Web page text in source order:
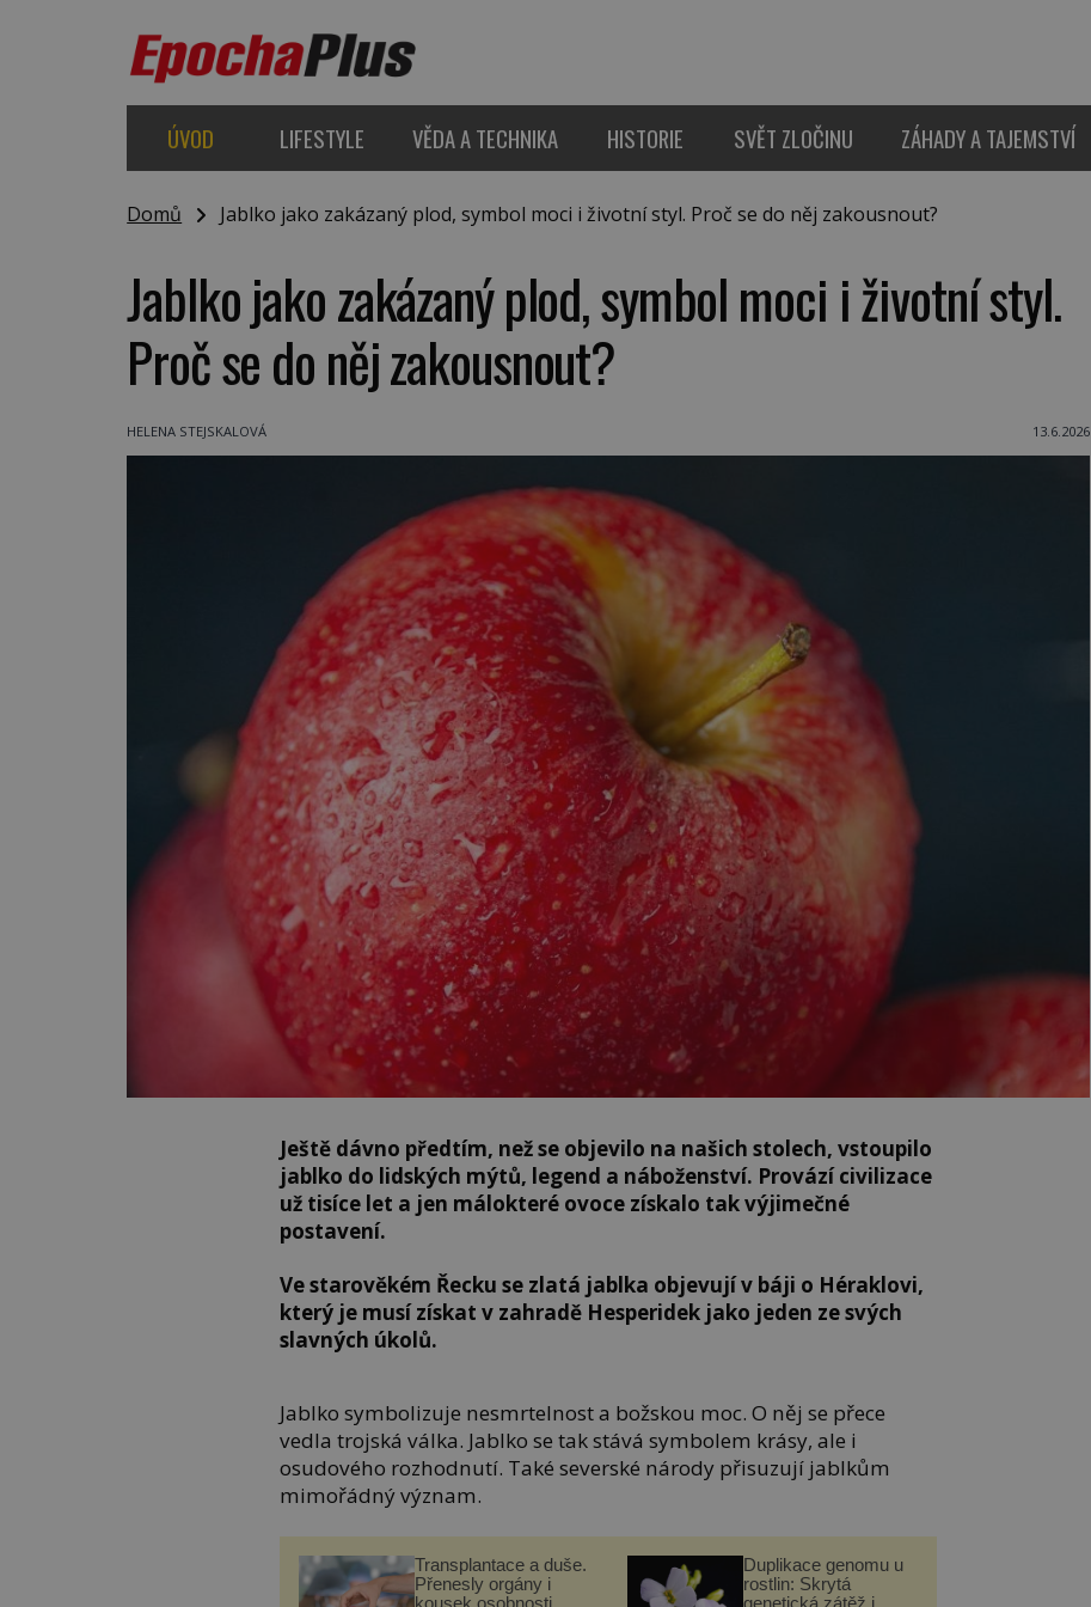
ÚVOD LIFESTYLE VĚDA A TECHNIKA HISTORIE SVĚT ZLOČINU ZÁHADY A TAJEMSTVÍ
Domů Jablko jako zakázaný plod, symbol moci i životní styl. Proč se do něj zakousnout?
Jablko jako zakázaný plod, symbol moci i životní styl.
Proč se do něj zakousnout?
HELENA STEJSKALOVÁ 13.6.2026
Ještě dávno předtím, než se objevilo na našich stolech, vstoupilo
jablko do lidských mýtů, legend a náboženství. Provází civilizace
už tisíce let a jen málokteré ovoce získalo tak výjimečné
postavení.
Ve starověkém Řecku se zlatá jablka objevují v báji o Héraklovi,
který je musí získat v zahradě Hesperidek jako jeden ze svých
slavných úkolů.
Jablko symbolizuje nesmrtelnost a božskou moc. O něj se přece
vedla trojská válka. Jablko se tak stává symbolem krásy, ale i
osudového rozhodnutí. Také severské národy přisuzují jablkům
mimořádný význam.
Transplantace a duše.
Přenesly orgány i
kousek osobnosti
Duplikace genomu u
rostlin: Skrytá
genetická zátěž i